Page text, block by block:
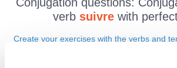
verb suivre with
Create your exercises with the verbs and